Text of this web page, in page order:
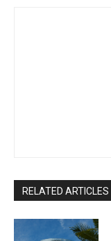
RELATED ARTICLES